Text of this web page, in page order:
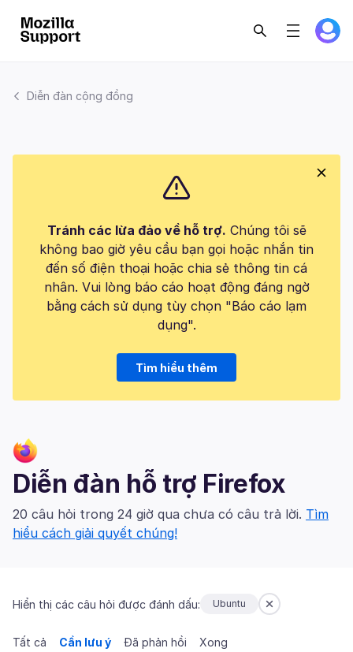
Diễn đàn cộng đồng
Tránh các lừa đảo về hỗ trợ. Chúng tôi sẽ
không bao giờ yêu cầu bạn gọi hoặc nhắn tin
đến số điện thoại hoặc chia sẻ thông tin cá
nhân. Vui lòng báo cáo hoạt động đáng ngờ
bằng cách sử dụng tùy chọn "Báo cáo lạm
dụng".
Tìm hiểu thêm
Diễn đàn hỗ trợ Firefox
20 câu hỏi trong 24 giờ qua chưa có câu trả lời. Tìm
hiểu cách giải quyết chúng!
Hiển thị các câu hỏi được đánh dấu: Ubuntu
Tất cả Cần lưu ý Đã phản hồi Xong